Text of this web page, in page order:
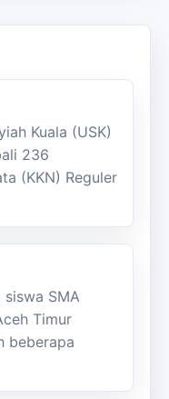
Dukungan
Kuala (USK)
236
(KKN) Reguler
Siswa
siswa SMA
Timur
beberapa
PPN Saree